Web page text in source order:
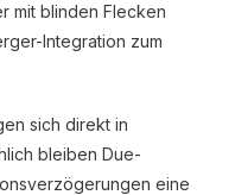
mit blinden Flecken
Integration zum
sich direkt in
bleiben Due-
eine